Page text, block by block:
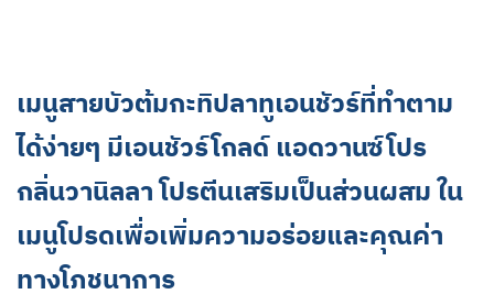
เมนูสายบัวต้มกะทิปลาทูเอนชัวร์ที่ทำตาม
ได้ง่ายๆ มีเอนชัวร์โกลด์ แอดวานซ์โปร
กลิ่นวานิลลา โปรตีนเสริมเป็นส่วนผสม ใน
เมนูโปรดเพื่อเพิ่มความอร่อยและคุณค่า
ทางโภชนาการ